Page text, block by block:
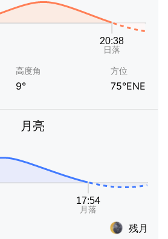
高度角
9°
方位
75°ENE
月亮
残月